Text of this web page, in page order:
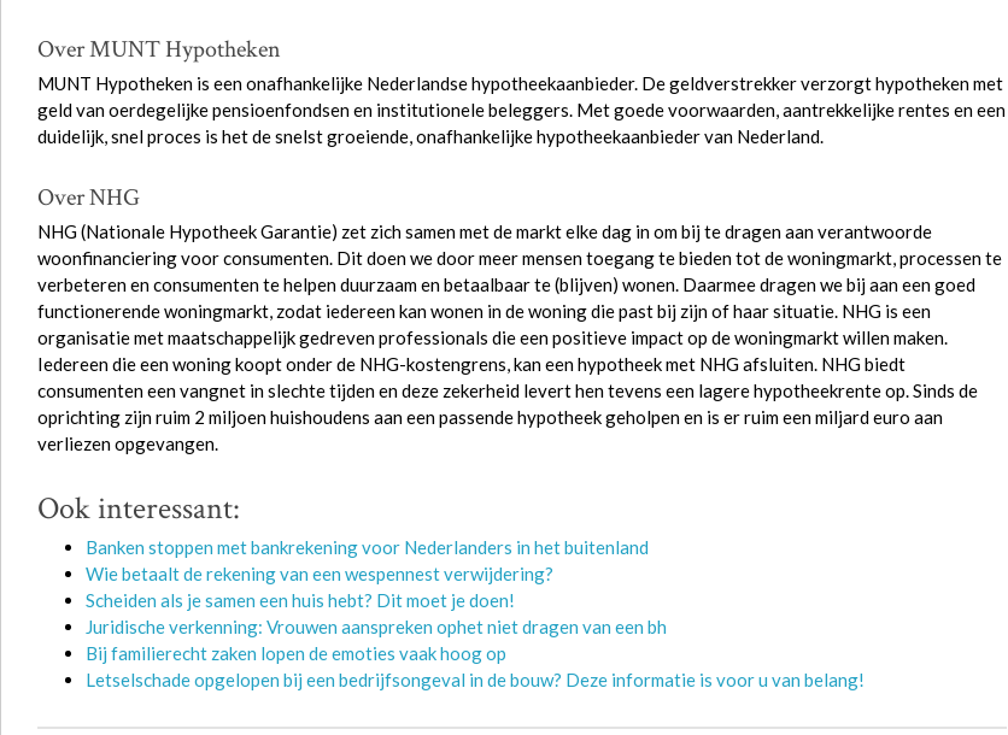
Over MUNT Hypotheken
MUNT Hypotheken is een onafhankelijke Nederlandse hypotheekaanbieder. De geldverstrekker verzorgt hypotheken met
geld van oerdegelijke pensioenfondsen en institutionele beleggers. Met goede voorwaarden, aantrekkelijke rentes en een
duidelijk, snel proces is het de snelst groeiende, onafhankelijke hypotheekaanbieder van Nederland.
Over NHG
NHG (Nationale Hypotheek Garantie) zet zich samen met de markt elke dag in om bij te dragen aan verantwoorde
woonfinanciering voor consumenten. Dit doen we door meer mensen toegang te bieden tot de woningmarkt, processen te
verbeteren en consumenten te helpen duurzaam en betaalbaar te (blijven) wonen. Daarmee dragen we bij aan een goed
functionerende woningmarkt, zodat iedereen kan wonen in de woning die past bij zijn of haar situatie. NHG is een
organisatie met maatschappelijk gedreven professionals die een positieve impact op de woningmarkt willen maken.
Iedereen die een woning koopt onder de NHG-kostengrens, kan een hypotheek met NHG afsluiten. NHG biedt
consumenten een vangnet in slechte tijden en deze zekerheid levert hen tevens een lagere hypotheekrente op. Sinds de
oprichting zijn ruim 2 miljoen huishoudens aan een passende hypotheek geholpen en is er ruim een miljard euro aan
verliezen opgevangen.
Ook interessant:
Banken stoppen met bankrekening voor Nederlanders in het buitenland
Wie betaalt de rekening van een wespennest verwijdering?
Scheiden als je samen een huis hebt? Dit moet je doen!
Juridische verkenning: Vrouwen aanspreken ophet niet dragen van een bh
Bij familierecht zaken lopen de emoties vaak hoog op
Letselschade opgelopen bij een bedrijfsongeval in de bouw? Deze informatie is voor u van belang!